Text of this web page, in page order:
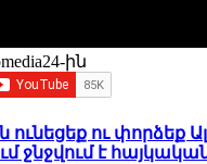
ին
ունեցեք ու փորձեք
ջնջվում է